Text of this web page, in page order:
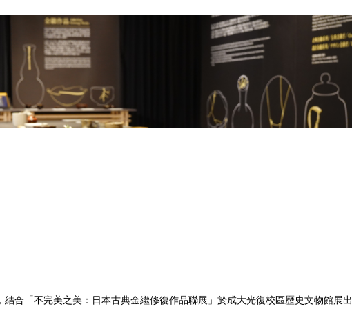
結合「不完美之美：日本古典金繼修復作品聯展」於成大光復校區歷史文物館展出